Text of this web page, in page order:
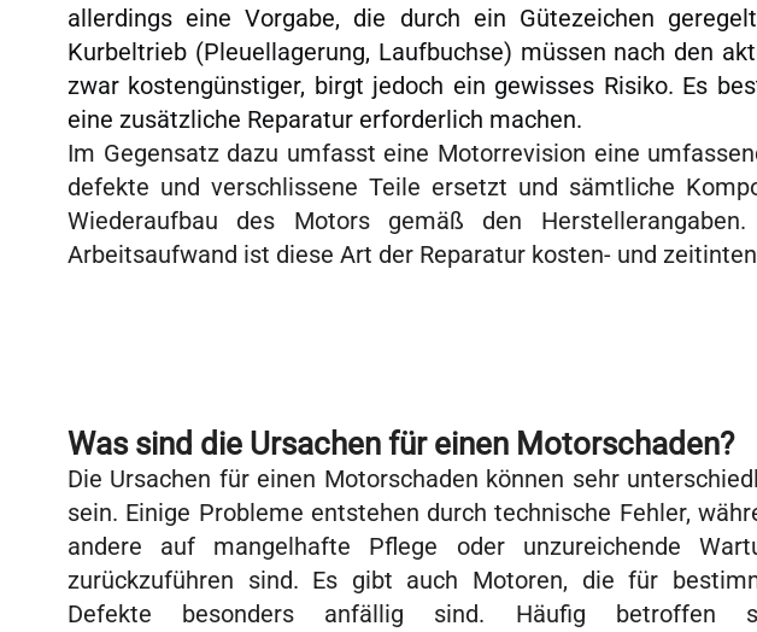
allerdings eine Vorgabe, die durch ein Gütezeichen
Kurbeltrieb (Pleuellagerung, Laufbuchse) müssen nach den
zwar kostengünstiger, birgt jedoch ein gewisses Risiko. Es
eine zusätzliche Reparatur erforderlich machen.
Im Gegensatz dazu umfasst eine Motorrevision eine
defekte und verschlissene Teile ersetzt und sämtliche
Wiederaufbau des Motors gemäß den
Arbeitsaufwand ist diese Art der Reparatur kosten- und
Was sind die Ursachen für einen Motorschaden?
Die Ursachen für einen Motorschaden können sehr
sein. Einige Probleme entstehen durch technische Fehler,
andere auf mangelhafte Pflege oder unzureichende
zurückzuführen sind. Es gibt auch Motoren, die für
Defekte besonders anfällig sind. Häufig betroffen